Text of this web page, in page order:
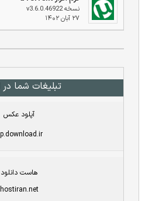
نسخه v3.6.0.46922
۲۷ آبان ۱۴۰۲
تبلیغات شما در
آپلود عکس
هاست دانلود
hostiran.net